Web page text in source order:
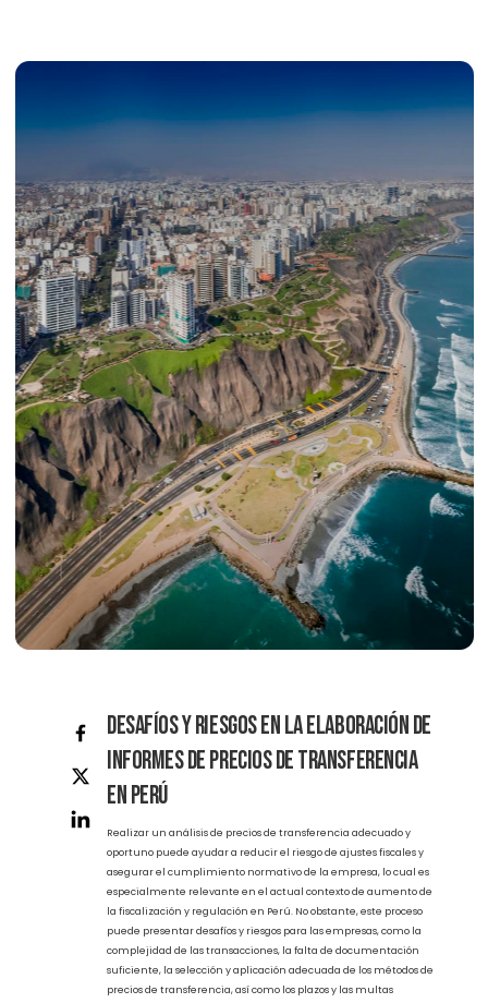
Desafíos y Riesgos en la Elaboración de
Informes de Precios de Transferencia
en Perú
Realizar un análisis de precios de transferencia adecuado y